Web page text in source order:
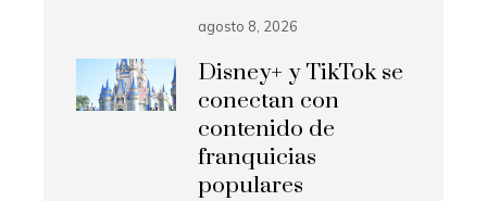
agosto 8, 2026
Disney+ y TikTok se
conectan con
contenido de
franquicias
populares